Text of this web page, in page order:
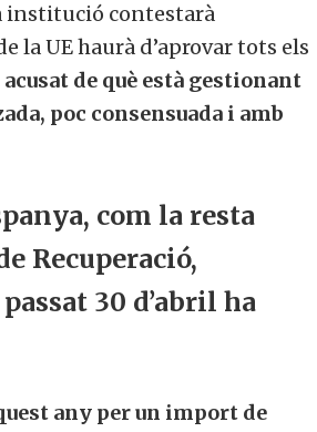
institució contestarà
UE haurà d’aprovar tots els
de què està gestionant
poc consensuada i amb
com la resta
Recuperació,
30 d’abril ha
any per un import de